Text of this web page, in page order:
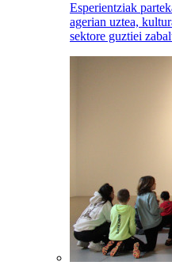
Esperientziak
agerian uztea,
sektore guztiei